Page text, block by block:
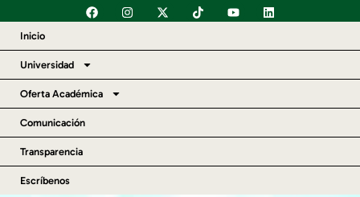
Inicio
Universidad
Oferta Académica
Comunicación
Transparencia
Escríbenos